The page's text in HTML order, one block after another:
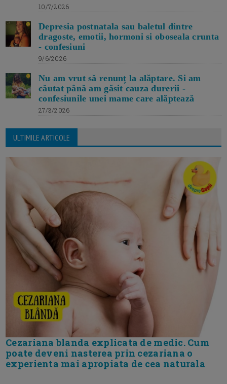
10/7/2026
Depresia postnatala sau baletul dintre
dragoste, emotii, hormoni si oboseala crunta
- confesiuni
9/6/2026
Nu am vrut să renunț la alăptare. Si am
căutat până am găsit cauza durerii -
confesiunile unei mame care alăptează
27/3/2026
ULTIMILE ARTICOLE
Cezariana blanda explicata de medic. Cum
poate deveni nasterea prin cezariana o
experienta mai apropiata de cea naturala